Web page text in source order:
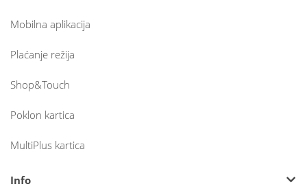
Mobilna aplikacija
Plaćanje režija
Shop&Touch
Poklon kartica
MultiPlus kartica
Info